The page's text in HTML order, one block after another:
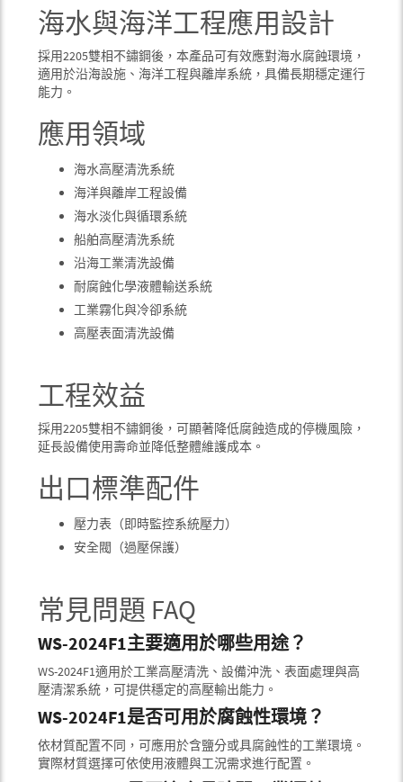
海水與海洋工程應用設計
採用2205雙相不鏽鋼後，本產品可有效應對海水腐蝕環境，
適用於沿海設施、海洋工程與離岸系統，具備長期穩定運行
能力。
應用領域
海水高壓清洗系統
海洋與離岸工程設備
海水淡化與循環系統
船舶高壓清洗系統
沿海工業清洗設備
耐腐蝕化學液體輸送系統
工業霧化與冷卻系統
高壓表面清洗設備
工程效益
採用2205雙相不鏽鋼後，可顯著降低腐蝕造成的停機風險，
延長設備使用壽命並降低整體維護成本。
出口標準配件
壓力表（即時監控系統壓力）
安全閥（過壓保護）
常見問題 FAQ
WS-2024F1主要適用於哪些用途？
WS-2024F1適用於工業高壓清洗、設備沖洗、表面處理與高
壓清潔系統，可提供穩定的高壓輸出能力。
WS-2024F1是否可用於腐蝕性環境？
依材質配置不同，可應用於含鹽分或具腐蝕性的工業環境。
實際材質選擇可依使用液體與工況需求進行配置。